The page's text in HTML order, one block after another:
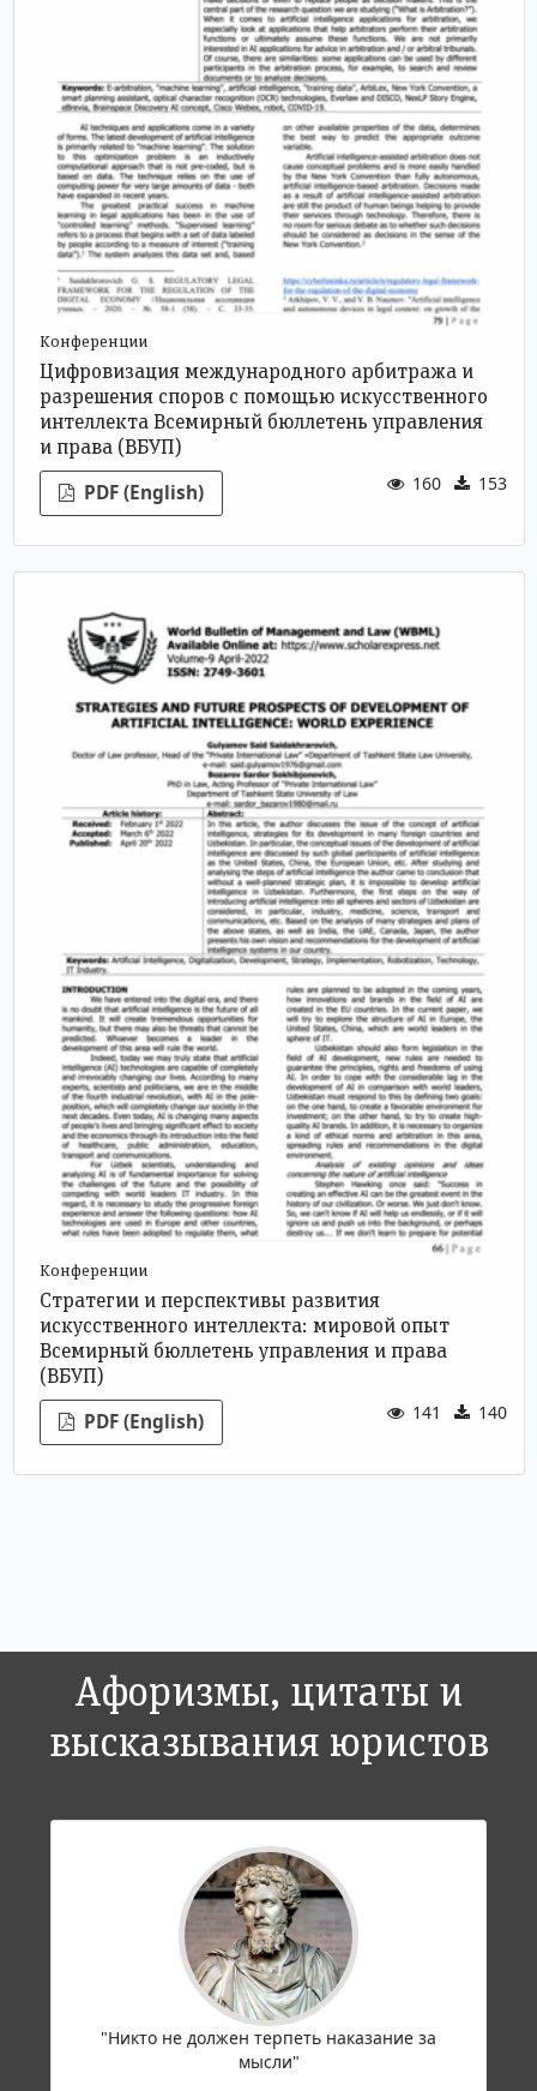
Конференции
Цифровизация международного арбитража и
разрешения споров с помощью искусственного
интеллекта Всемирный бюллетень управления
и права (ВБУП)
PDF (English) 160 153
Конференции
Стратегии и перспективы развития
искусственного интеллекта: мировой опыт
Всемирный бюллетень управления и права
(ВБУП)
PDF (English) 141 140
Афоризмы, цитаты и
высказывания юристов
"Никто нe должен терпеть наказание зa
мысли"